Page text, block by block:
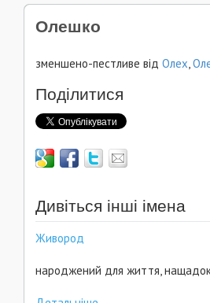
Олешко
зменшено-пестливе від Олех,
Поділитися
Дивіться інші імена
Живород
народжений для життя,